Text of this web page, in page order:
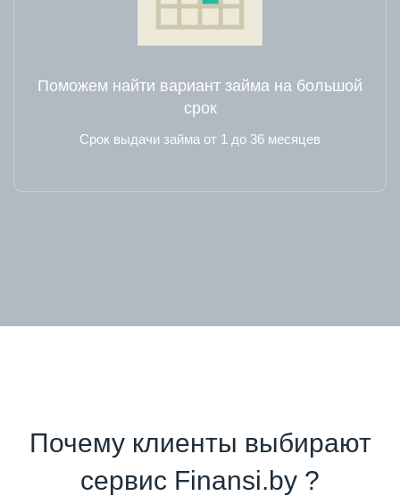
Поможем найти вариант займа на большой
срок
Срок выдачи займа от 1 до 36 месяцев
Почему клиенты выбирают
сервис Finansi.by ?